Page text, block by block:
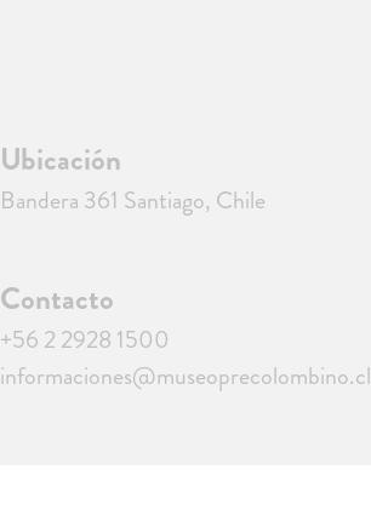
Ubicación
Bandera 361 Santiago, Chile
Contacto
+56 2 2928 1500
informaciones@museoprecolombino.cl